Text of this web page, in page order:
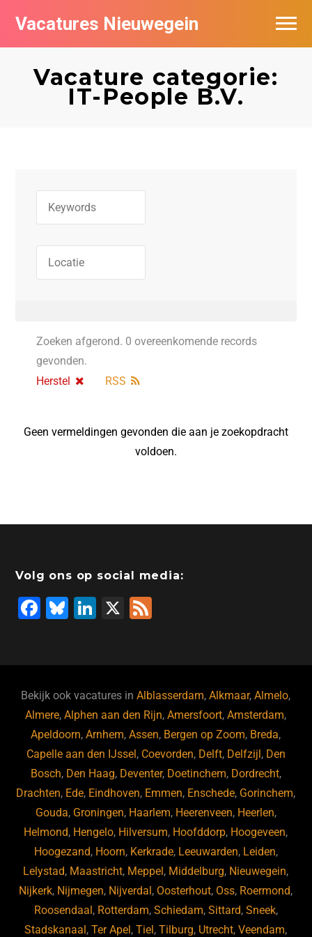
Vacatures Nieuwegein
Vacature categorie:
IT-People B.V.
Zoeken afgerond. 0 overeenkomende records
gevonden.
Herstel
RSS
Geen vermeldingen gevonden die aan je zoekopdracht
voldoen.
Volg ons op social media:
F
b
o
o
k
Bl
ky
Li
dI
n
X
Bekijk ook vacatures inAlblasserdam,Alkmaar,Almelo,
Almere,Alphen aan den Rijn,Amersfoort,Amsterdam,
Apeldoorn,Arnhem,Assen, Bergen op Zoom, Breda,
Capelle aan den IJssel , Coevorden, Delft, Delfzijl , Den
Bosch, Den Haag, Deventer, Doetinchem, Dordrecht,
Drachten, Ede, Eindhoven, Emmen, Enschede, Gorinchem,
Gouda, Groningen, Haarlem, Heerenveen, Heerlen,
Helmond, Hengelo, Hilversum, Hoofddorp, Hoogeveen,
Hoogezand, Hoorn, Kerkrade, Leeuwarden, Leiden,
Lelystad, Maastricht, Meppel , Middelburg, Nieuwegein,
Nijkerk, Nijmegen, Nijverdal , Oosterhout, Oss, Roermond,
Roosendaal , Rotterdam, Schiedam, Sittard, Sneek,
Stadskanaal ,Ter Apel ,Tiel ,Tilburg, Utrecht,Veendam,
Vacatures per bedrijf in Nieuwegein